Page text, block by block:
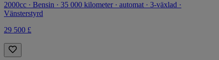
2000cc · Bensin · 35 000 kilometer · automat · 3-växlad ·
Vänsterstyrd
29 500 £